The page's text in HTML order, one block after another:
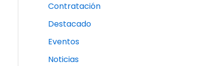
Contratación
Destacado
Eventos
Noticias